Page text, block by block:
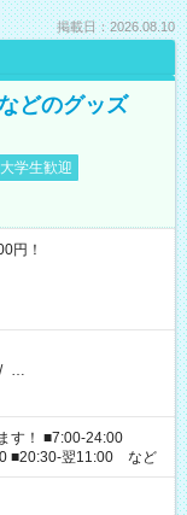
掲載日：2026.08.10
どのグッズ
大学生歓迎
円！
/ …
す！ ■7:00-24:00
■20:30-翌11:00 など